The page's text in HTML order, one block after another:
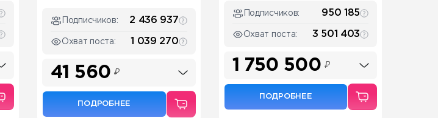
Подписчиков: 2 436 937
Охват поста: 1 039 270
41 560 ₽
ПОДРОБНЕЕ
Подписчиков: 950 185
Охват поста: 3 501 403
1 750 500 ₽
ПОДРОБНЕЕ